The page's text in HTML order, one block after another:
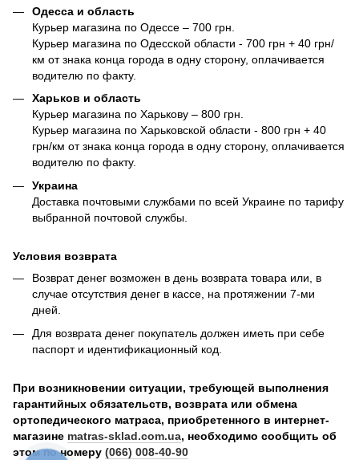
Одесса и область
Курьер магазина по Одессе – 700 грн.
Курьер магазина по Одесской области - 700 грн + 40 грн/
км от знака конца города в одну сторону, оплачивается
водителю по факту.
Харьков и область
Курьер магазина по Харькову – 800 грн.
Курьер магазина по Харьковской области - 800 грн + 40
грн/км от знака конца города в одну сторону, оплачивается
водителю по факту.
Украина
Доставка почтовыми службами по всей Украине по тарифу
выбранной почтовой службы.
Условия возврата
Возврат денег возможен в день возврата товара или, в
случае отсутствия денег в кассе, на протяжении 7-ми
дней.
Для возврата денег покупатель должен иметь при себе
паспорт и идентификационный код.
При возникновении ситуации, требующей выполнения
гарантийных обязательств, возврата или обмена
ортопедического матраса, приобретенного в интернет-
магазине matras-sklad.com.ua, необходимо сообщить об
этом по номеру (066) 008-40-90